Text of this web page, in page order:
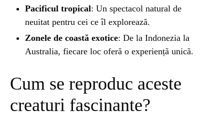
Pacificul tropical: Un spectacol natural de
neuitat pentru cei ce îl explorează.
Zonele de coastă exotice: De la Indonezia la
Australia, fiecare loc oferă o experiență unică.
Cum se reproduc aceste
creaturi fascinante?